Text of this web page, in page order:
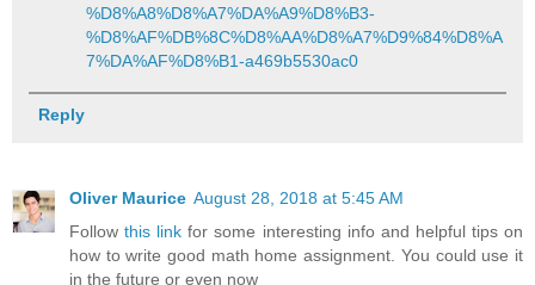
%D8%A8%D8%A7%DA%A9%D8%B3-
%D8%AF%DB%8C%D8%AA%D8%A7%D9%84%D8%A
7%DA%AF%D8%B1-a469b5530ac0
Reply
Oliver Maurice August 28, 2018 at 5:45 AM
Followthis link for some interesting info and helpful tips on
how to write good math home assignment. You could use it
in the future or even now